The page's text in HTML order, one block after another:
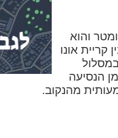
לגבעת שמואל בכבישים הוא בערך 2 קילומטר והוא
אונו
ובמסלול
הנסיעה
מהנקוב.